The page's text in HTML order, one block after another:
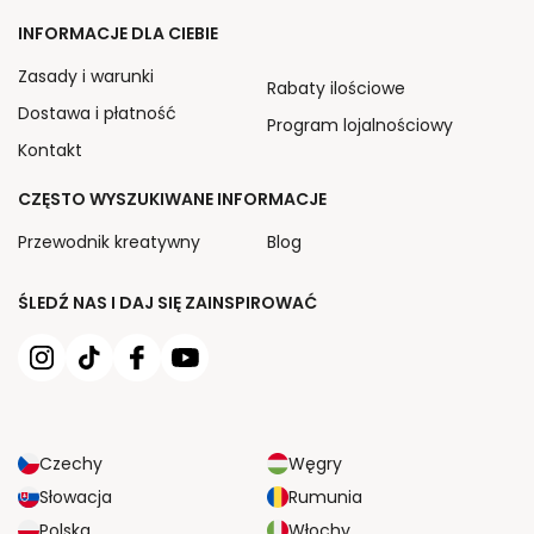
ŚLEDŹ NAS I DAJ SIĘ ZAINSPIROWAĆ
Czechy
Węgry
Słowacja
Rumunia
INFORMACJE DLA CIEBIE
Zasady i warunki
Dostawa i płatność
Kontakt
Rabaty ilościowe
Program lojalnościowy
CZĘSTO WYSZUKIWANE INFORMACJE
Przewodnik kreatywny
Blog